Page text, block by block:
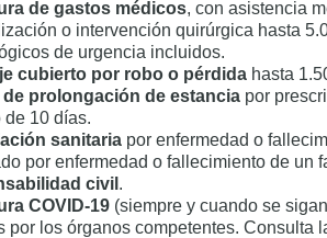
de gastos médicos, con asistencia
o intervención quirúrgica hasta
de urgencia incluidos.
cubierto por robo o pérdida hasta
de prolongación de estancia por
de 10 días.
sanitaria por enfermedad o
por enfermedad o fallecimiento de un
civil .
COVID-19 (siempre y cuando se
por los órganos competentes. Consulta